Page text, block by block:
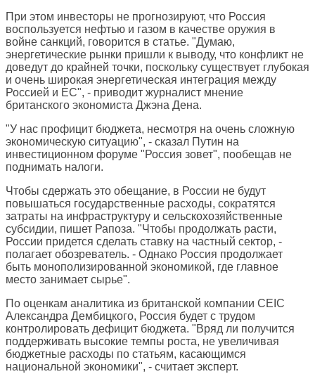
При этом инвесторы не прогнозируют, что Россия
воспользуется нефтью и газом в качестве оружия в
войне санкций, говорится в статье. "Думаю,
энергетические рынки пришли к выводу, что конфликт не
доведут до крайней точки, поскольку существует глубокая
и очень широкая энергетическая интеграция между
Россией и ЕС", - приводит журналист мнение
британского экономиста Джэна Дена.
"У нас профицит бюджета, несмотря на очень сложную
экономическую ситуацию", - сказал Путин на
инвестиционном форуме "Россия зовет", пообещав не
поднимать налоги.
Чтобы сдержать это обещание, в России не будут
повышаться государственные расходы, сократятся
затраты на инфраструктуру и сельскохозяйственные
субсидии, пишет Рапоза. "Чтобы продолжать расти,
России придется сделать ставку на частный сектор, -
полагает обозреватель. - Однако Россия продолжает
быть монополизированной экономикой, где главное
место занимает сырье".
По оценкам аналитика из британской компании CEIC
Александра Дембицкого, Россия будет с трудом
контролировать дефицит бюджета. "Вряд ли получится
поддерживать высокие темпы роста, не увеличивая
бюджетные расходы по статьям, касающимся
национальной экономики", - считает эксперт.